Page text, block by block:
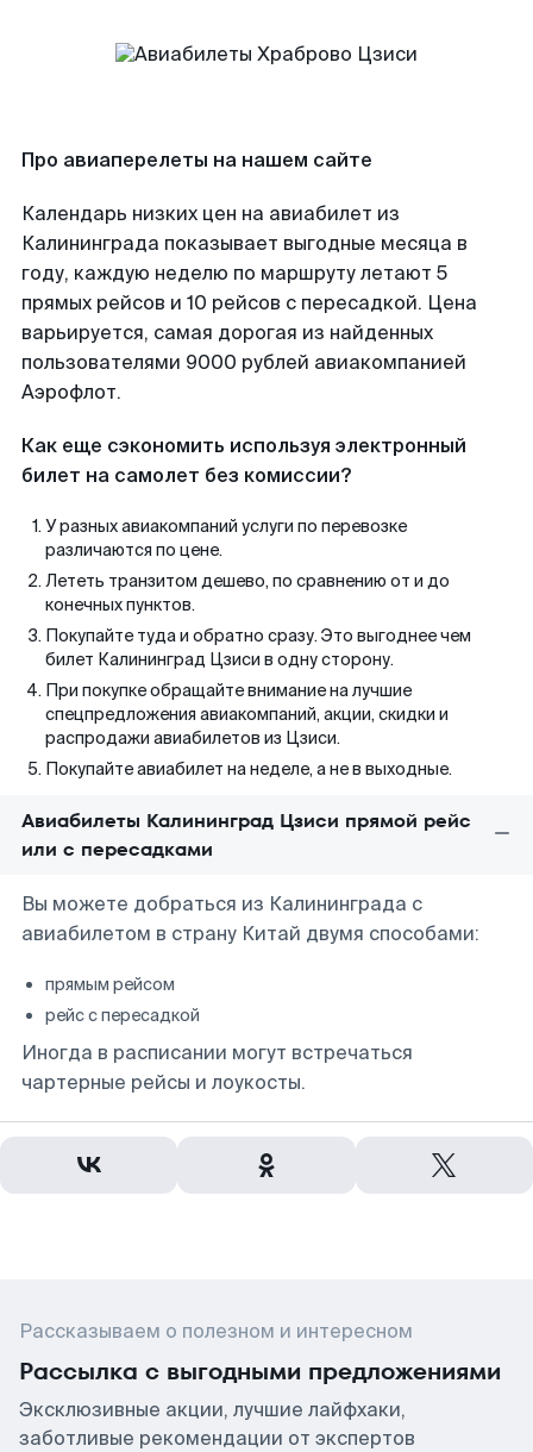
Про авиаперелеты на нашем сайте
Календарь низких цен на авиабилет из
Калининграда показывает выгодные месяца в
году, каждую неделю по маршруту летают 5
прямых рейсов и 10 рейсов с пересадкой. Цена
варьируется, самая дорогая из найденных
пользователями 9000 рублей авиакомпанией
Аэрофлот.
Как еще сэкономить используя электронный
билет на самолет без комиссии?
У разных авиакомпаний услуги по перевозке
различаются по цене.
Лететь транзитом дешево, по сравнению от и до
конечных пунктов.
Покупайте туда и обратно сразу. Это выгоднее чем
билет Калининград Цзиси в одну сторону.
При покупке обращайте внимание на лучшие
спецпредложения авиакомпаний, акции, скидки и
распродажи авиабилетов из Цзиси.
Покупайте авиабилет на неделе, а не в выходные.
Авиабилеты Калининград Цзиси прямой рейс
или с пересадками
Вы можете добраться из Калининграда с
авиабилетом в страну Китай двумя способами:
прямым рейсом
рейс с пересадкой
Иногда в расписании могут встречаться
чартерные рейсы и лоукосты.
Рассказываем о полезном и интересном
Рассылка с выгодными предложениями
Эксклюзивные акции, лучшие лайфхаки,
заботливые рекомендации от экспертов